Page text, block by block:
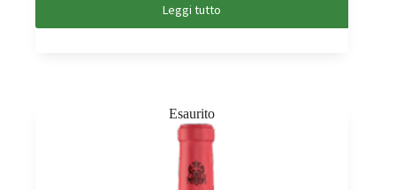
Leggi tutto